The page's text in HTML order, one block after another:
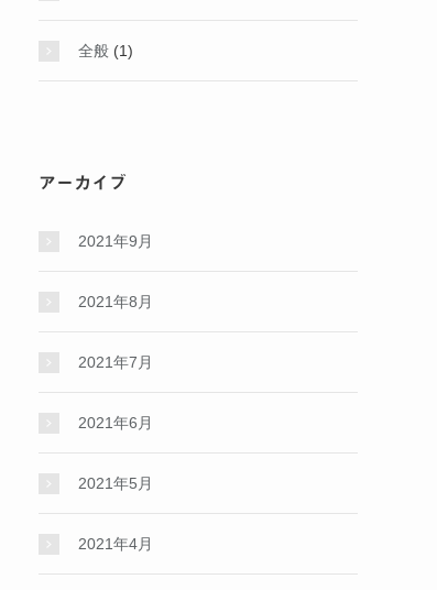
全般 (1)
アーカイブ
2021年9月
2021年8月
2021年7月
2021年6月
2021年5月
2021年4月